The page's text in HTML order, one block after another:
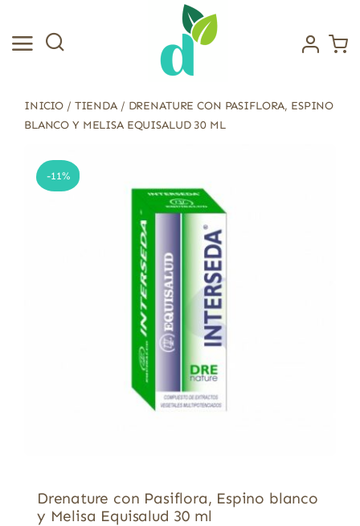
contenido
INICIO / TIENDA/ DRENATURE CON PASIFLORA, ESPINO
BLANCO Y MELISA EQUISALUD 30 ML
-11%
Drenature con Pasiflora, Espino blanco
y Melisa Equisalud 30 ml